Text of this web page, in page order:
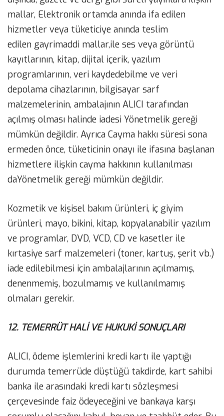
mallar, Elektronik ortamda anında ifa edilen
hizmetler veya tüketiciye anında teslim
edilen gayrimaddi mallar,ile ses veya görüntü
kayıtlarının, kitap, dijital içerik, yazılım
programlarının, veri kaydedebilme ve veri
depolama cihazlarının, bilgisayar sarf
malzemelerinin, ambalajının ALICI tarafından
açılmış olması halinde iadesi Yönetmelik gereği
mümkün değildir. Ayrıca Cayma hakkı süresi sona
ermeden önce, tüketicinin onayı ile ifasına başlanan
hizmetlere ilişkin cayma hakkının kullanılması
daYönetmelik gereği mümkün değildir.
Kozmetik ve kişisel bakım ürünleri, iç giyim
ürünleri, mayo, bikini, kitap, kopyalanabilir yazılım
ve programlar, DVD, VCD, CD ve kasetler ile
kırtasiye sarf malzemeleri (toner, kartuş, şerit vb.)
iade edilebilmesi için ambalajlarının açılmamış,
denenmemiş, bozulmamış ve kullanılmamış
olmaları gerekir.
12. TEMERRÜT HALİ VE HUKUKİ SONUÇLARI
ALICI, ödeme işlemlerini kredi kartı ile yaptığı
durumda temerrüde düştüğü takdirde, kart sahibi
banka ile arasındaki kredi kartı sözleşmesi
çerçevesinde faiz ödeyeceğini ve bankaya karşı